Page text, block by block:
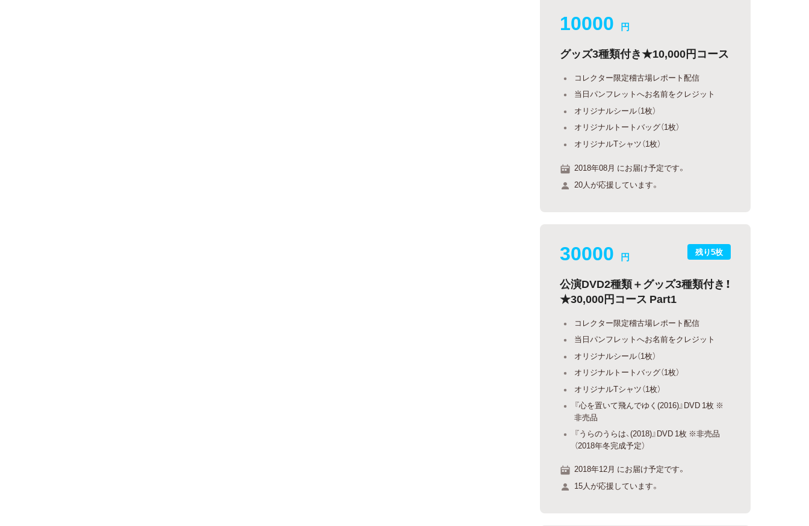
10000 円
グッズ3種類付き★10,000円コース
コレクター限定稽古場レポート配信
当日パンフレットへお名前をクレジット
オリジナルシール（1枚）
オリジナルトートバッグ（1枚）
オリジナルTシャツ（1枚）
2018年08月 にお届け予定です。
20人が応援しています。
残り5枚
30000 円
公演DVD2種類＋グッズ3種類付き！
★30,000円コース Part1
コレクター限定稽古場レポート配信
当日パンフレットへお名前をクレジット
オリジナルシール（1枚）
オリジナルトートバッグ（1枚）
オリジナルTシャツ（1枚）
『心を置いて飛んでゆく(2016)』DVD 1枚 ※
非売品
『うらのうらは、(2018)』DVD 1枚 ※非売品
（2018年冬完成予定）
2018年12月 にお届け予定です。
15人が応援しています。